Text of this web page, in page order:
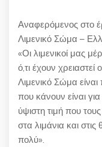
Αναφερόμενος στο
Λιμενικό Σώμα –
«Οι λιμενικοί μας
ό,τι έχουν
Λιμενικό Σώμα
που κάνουν είναι
ύψιστη τιμή που
στα λιμάνια και
πολύ».